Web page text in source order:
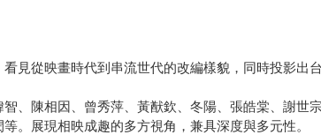
見從映畫時代到串流世代的改編樣貌，同時投影出
、陳相因、曾秀萍、黃猷欽、冬陽、張皓棠、謝世
。展現相映成趣的多方視角，兼具深度與多元性。